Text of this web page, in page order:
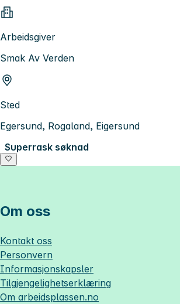
Arbeidsgiver
Smak Av Verden
Sted
Egersund, Rogaland, Eigersund
Superrask søknad
Om oss
Kontakt oss
Personvern
Informasjonskapsler
Tilgjengelighetserklæring
Om arbeidsplassen.no